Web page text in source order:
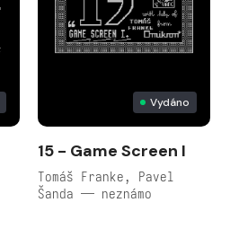
Vydáno
15 - Game Screen I
Tomáš Franke, Pavel
Šanda — neznámo